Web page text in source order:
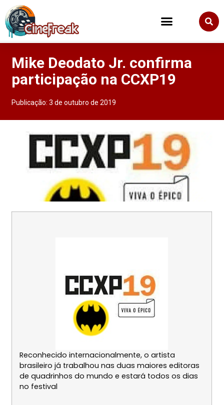
Mike Deodato Jr. confirma
participação na CCXP19
Publicação:3 de outubro de 2019
Reconhecido internacionalmente, o artista
brasileiro já trabalhou nas duas maiores editoras
de quadrinhos do mundo e estará todos os dias
no festival